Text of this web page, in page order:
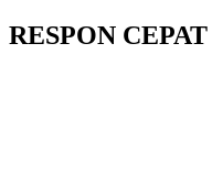
RESPON CEPAT